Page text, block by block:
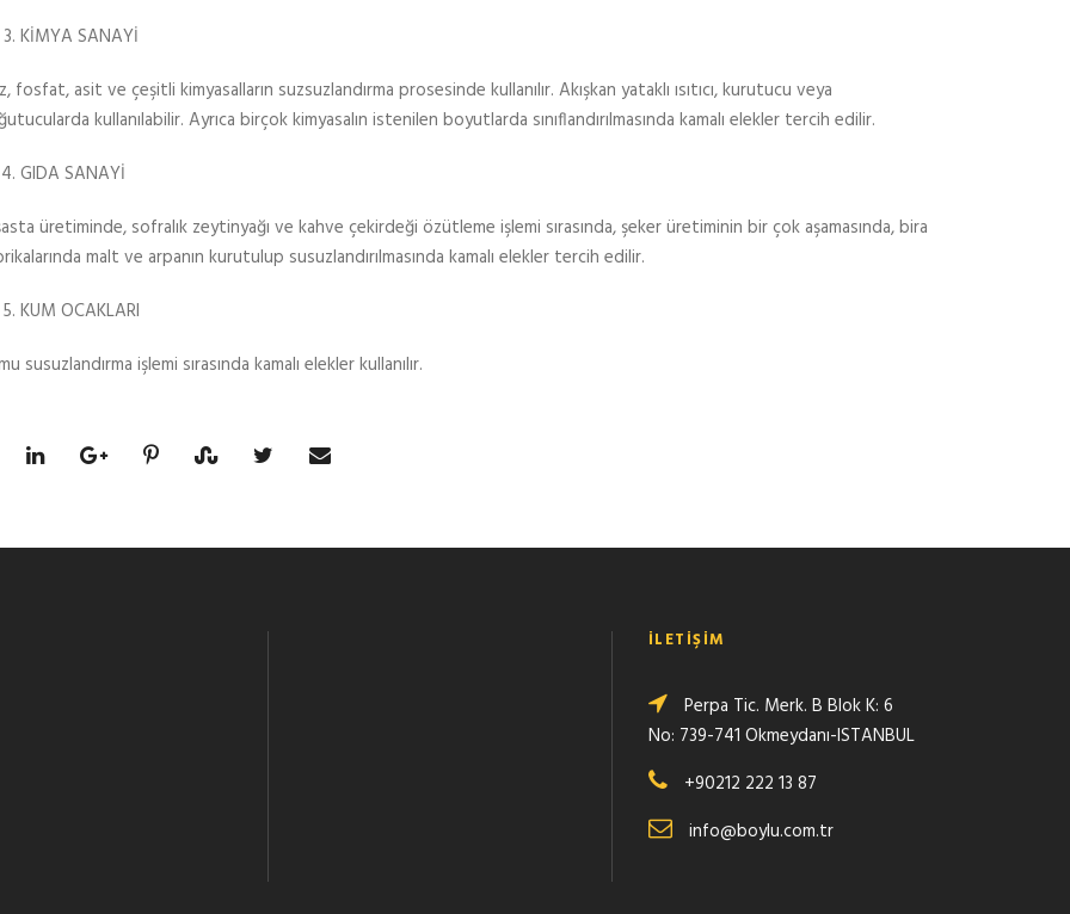
KİMYA SANAYİ
fosfat, asit ve çeşitli kimyasalların suzsuzlandırma prosesinde kullanılır. Akışkan yataklı ısıtıcı, kurutucu veya
kullanılabilir. Ayrıca birçok kimyasalın istenilen boyutlarda sınıflandırılmasında kamalı elekler tercih edilir.
GIDA SANAYİ
üretiminde, sofralık zeytinyağı ve kahve çekirdeği özütleme işlemi sırasında, şeker üretiminin bir çok aşamasında, bira
malt ve arpanın kurutulup susuzlandırılmasında kamalı elekler tercih edilir.
KUM OCAKLARI
susuzlandırma işlemi sırasında kamalı elekler kullanılır.
İLETIŞIM
Perpa Tic. Merk. B Blok K: 6
No: 739-741 Okmeydanı-ISTANBUL
+90212 222 13 87
info@boylu.com.tr